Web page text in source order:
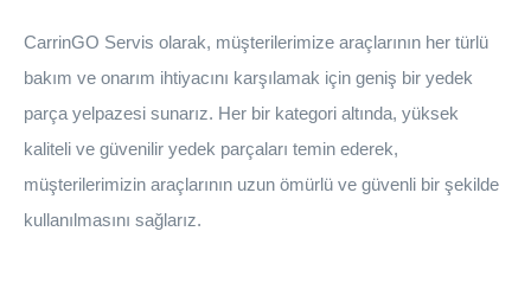
CarrinGO Servis olarak, müşterilerimize araçlarının her türlü
bakım ve onarım ihtiyacını karşılamak için geniş bir yedek
parça yelpazesi sunarız. Her bir kategori altında, yüksek
kaliteli ve güvenilir yedek parçaları temin ederek,
müşterilerimizin araçlarının uzun ömürlü ve güvenli bir şekilde
kullanılmasını sağlarız.